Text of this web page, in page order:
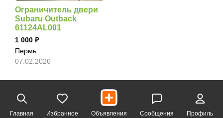
Ограничитель двери
Subaru Outback
61124AL001
1 000
Пермь
07.02.2026
Главная Избранное Объявления Сообщения Профиль